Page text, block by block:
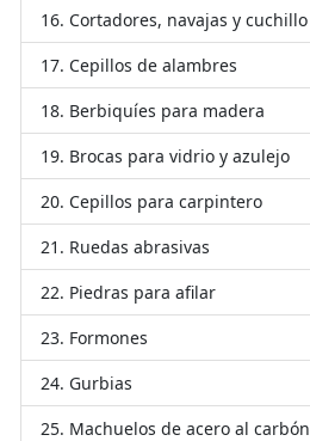
Cortadores, navajas y cuchillo
Cepillos de alambres
Berbiquíes para madera
Brocas para vidrio y azulejo
Cepillos para carpintero
Ruedas abrasivas
Piedras para afilar
Formones
Gurbias
Machuelos de acero al carbón